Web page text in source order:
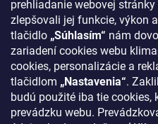
prehliadanie webovej
zlepšovali jej funkcie, výkon
tlačidlo „Súhlasím“ nám
zariadení cookies webu
cookies, personalizácie a
tlačidlom „Nastavenia“.
budú použité iba tie cookies,
prevádzku webu.
Podmienky ochrany osobných
Odstúpenie od zmluvy
Kontakty
KONTAKT